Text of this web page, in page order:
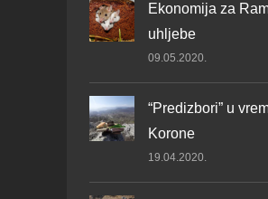
Ekonomija za
uhljebe
09.05.2020.
“Predizbori” u
Korone
19.04.2020.